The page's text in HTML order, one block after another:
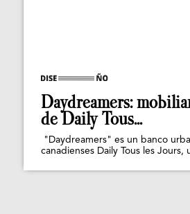
Daydreamers:
de Daily Tous...
"Daydreamers" es un banco
canadienses Daily Tous les Jours,